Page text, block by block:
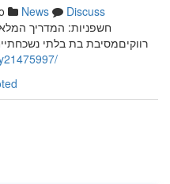
News
Discuss
חשפניות: המדריך
רווקיםמסיבת בת בלתי